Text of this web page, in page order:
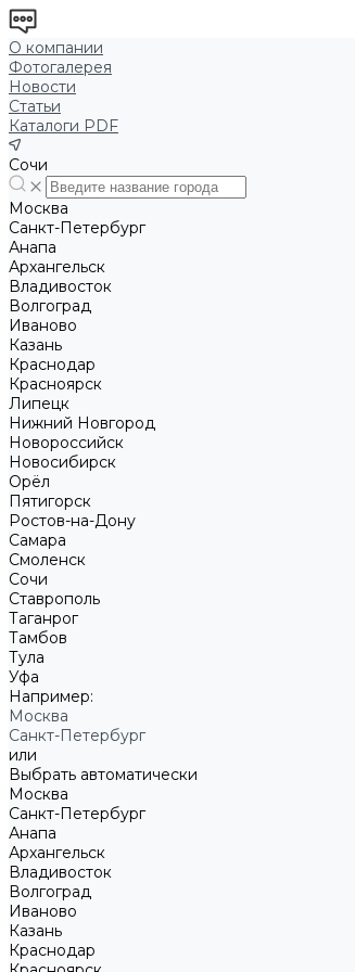
О компании
Фотогалерея
Новости
Статьи
Каталоги PDF
Сочи
Москва
Санкт-Петербург
Анапа
Архангельск
Владивосток
Волгоград
Иваново
Казань
Краснодар
Красноярск
Липецк
Нижний Новгород
Новороссийск
Новосибирск
Орёл
Пятигорск
Ростов-на-Дону
Самара
Смоленск
Сочи
Ставрополь
Таганрог
Тамбов
Тула
Уфа
Например:
Москва
Санкт-Петербург
или
Выбрать автоматически
Москва
Санкт-Петербург
Анапа
Архангельск
Владивосток
Волгоград
Иваново
Казань
Краснодар